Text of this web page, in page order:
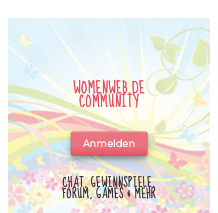
WOMENWEB.DE
COMMUNITY
Anmelden
CHAT, GEWINNSPIELE,
FORUM, GAMES & MEHR